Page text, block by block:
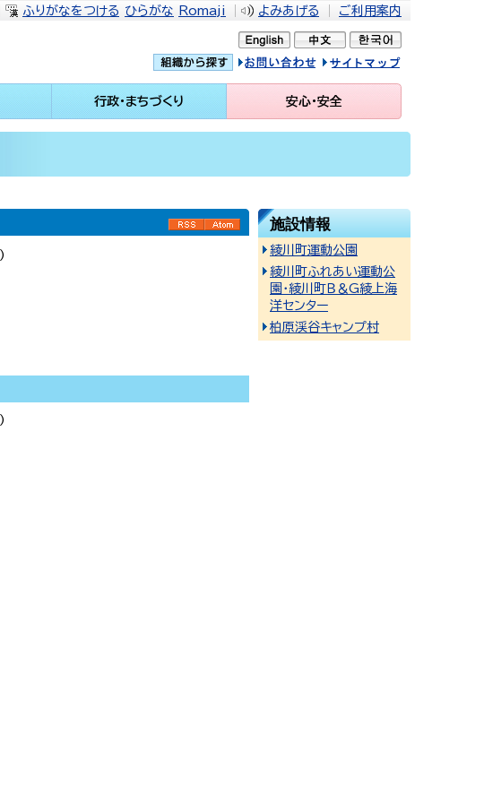
ふりがなをつける ひらがな Romaji よみあげる ご利用案内
問い合せ イトマップ
行政・まちづくり 安心・安全
RSS Atom
)
)
施設情報
綾川町運動公園
綾川町ふれあい運動公
園・綾川町Ｂ＆G綾上海
洋センター
柏原渓谷キャンプ村